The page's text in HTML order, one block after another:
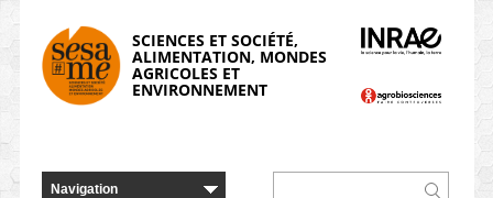
SCIENCES ET SOCIÉTÉ,
ALIMENTATION, MONDES
AGRICOLES ET
ENVIRONNEMENT